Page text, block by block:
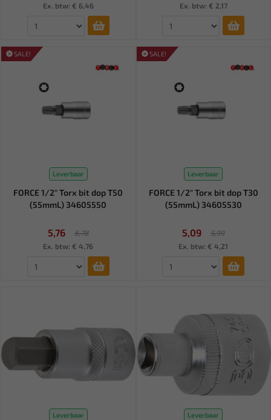
Ex. btw: € 6,46
Ex. btw: € 2,17
SALE!
Leverbaar
FORCE 1/2" Torx bit dop T50
(55mmL) 34605550
5,76
6,78
Ex. btw: € 4,76
SALE!
Leverbaar
FORCE 1/2" Torx bit dop T30
(55mmL) 34605530
5,09
5,99
Ex. btw: € 4,21
Leverbaar Leverbaar